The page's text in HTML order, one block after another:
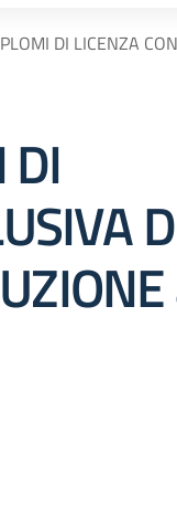
DI LICENZA
DI